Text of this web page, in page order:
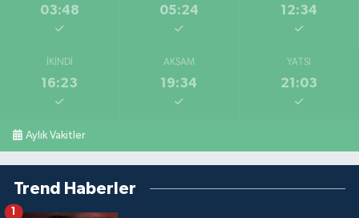
03:48 05:24 12:34
İKINDI
16:23
AKŞAM
19:34
YATSI
21:03
Aylık Vakitler
Trend Haberler
1